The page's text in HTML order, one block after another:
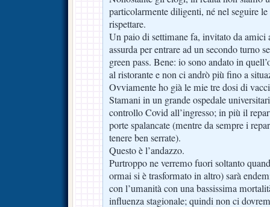
particolarmente diligenti, né nel seguire
rispettare.
Un paio di settimane fa, invitato da amici
assurda per entrare ad un secondo turno
green pass. Bene: io sono andato in
al ristorante e non ci andrò più fino a
Ovviamente ho già le mie tre dosi di
Stamani in un grande ospedale
controllo Covid all’ingresso; in più il
porte spalancate (mentre da sempre i
tenere ben serrate).
Questo è l’andazzo.
Purtroppo ne verremo fuori soltanto
ormai si è trasformato in altro) sarà
con l’umanità con una bassissima
influenza stagionale; quindi non ci